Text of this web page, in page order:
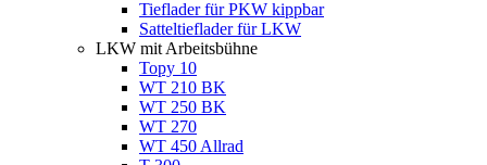
Tieflader für PKW kippbar
Satteltieflader für LKW
LKW mit Arbeitsbühne
Topy 10
WT 210 BK
WT 250 BK
WT 270
WT 450 Allrad